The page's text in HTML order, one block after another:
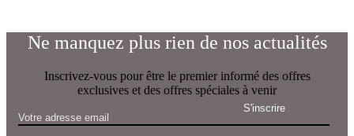
Ne manquez plus rien de nos actualités
Inscrivez-vous pour être le premier informé des offres
exclusives et des offres spéciales à venir